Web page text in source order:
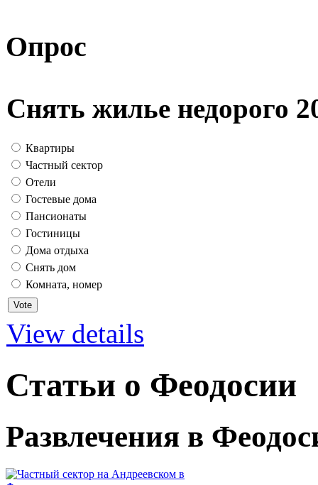
Опрос
Снять жилье недорого
Квартиры
Частный сектор
Отели
Гостевые дома
Пансионаты
Гостиницы
Дома отдыха
Снять дом
Комната, номер
View details
Статьи о Феодосии
Развлечения в